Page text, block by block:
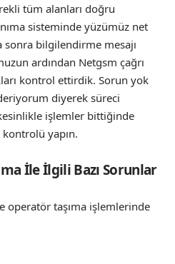
tüm alanları doğru
sisteminde yüzümüz net
sonra bilgilendirme mesajı
ardından Netgsm çağrı
kontrol ettirdik. Sorun yok
diyerek süreci
işlemler bittiğinde
yapın.
İle İlgili Bazı Sorunlar
operatör taşıma işlemlerinde